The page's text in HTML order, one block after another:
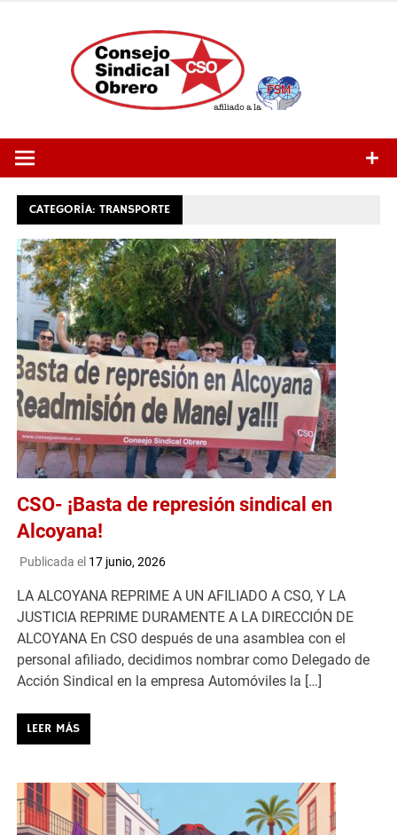
CATEGORÍA:TRANSPORTE
CSO- ¡Basta de represión sindical en
Alcoyana!
Publicada el 17 junio, 2026
LA ALCOYANA REPRIME A UN AFILIADO A CSO, Y LA
JUSTICIA REPRIME DURAMENTE A LA DIRECCIÓN DE
ALCOYANA En CSO después de una asamblea con el
personal afiliado, decidimos nombrar como Delegado de
Acción Sindical en la empresa Automóviles la […]
LEER MÁS